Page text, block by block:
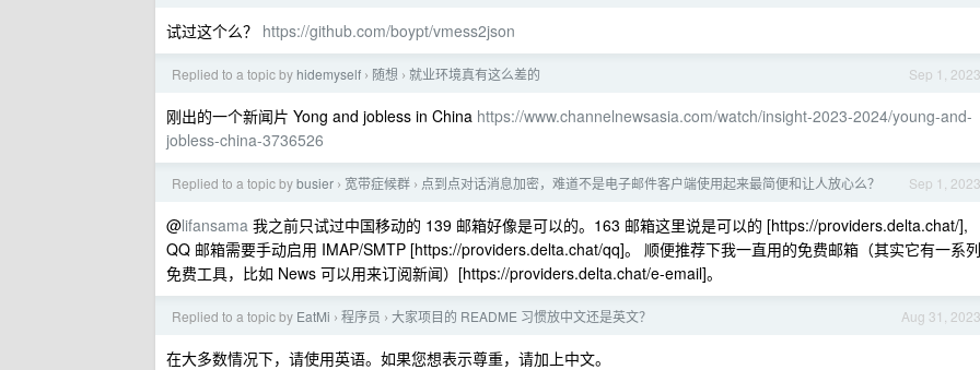
试过这个么？ https://github.com/boypt/vmess2json
Sep 1, 2023
Replied to a topic by hidemyself › 随想 › 就业环境真有这么差的
刚出的一个新闻片 Yong and jobless in China https://www.channelnewsasia.com/watch/insight-2023-2024/young-and-
jobless-china-3736526
Sep 1, 2023
Replied to a topic bybusier › 宽带症候群 › 点到点对话消息加密，难道不是电子邮件客户端使用起来最简便和让人放心么？
@lifansama 我之前只试过中国移动的 139 邮箱好像是可以的。163 邮箱这里说是可以的 [https://providers.delta.chat/],
QQ 邮箱需要手动启用 IMAP/SMTP [https://providers.delta.chat/qq]。 顺便推荐下我一直用的免费邮箱（其实它有一系列
免费工具，比如 News 可以用来订阅新闻）[https://providers.delta.chat/e-email]。
Aug 31, 2023
Replied to a topic by EatMi › 程序员 › 大家项目的 README 习惯放中文还是英文？
在大多数情况下，请使用英语。如果您想表示尊重，请加上中文。